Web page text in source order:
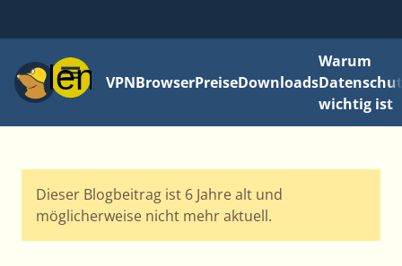
MenüVPNBrowserPreiseDownloads
Warum
wichtig ist
Dieser Blogbeitrag ist 6 Jahre alt und
möglicherweise nicht mehr aktuell.